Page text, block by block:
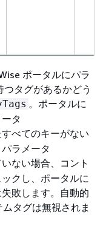
ポータルにパラ
タグがあるかどう
。ポータルに
タ
べてのキーがない
ラメータ
ない場合、コント
クし、ポータルに
敗します。自動的
タグは無視されま